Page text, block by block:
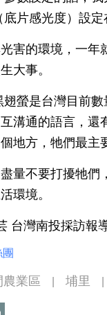
片感光度）設定
害的環境，一年
大事。
螢是台灣目前
溝通的語言，還
地方，牠們最主
量不要打擾牠們
環境。
台灣南投採訪報
業區 埔里